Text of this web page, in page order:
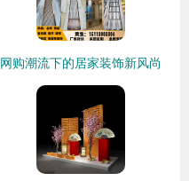
网购潮流下的居家装饰新风尚